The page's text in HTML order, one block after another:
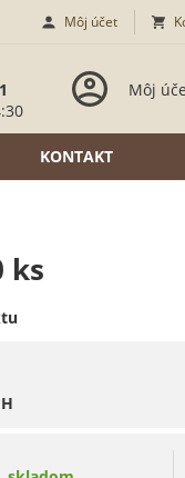
Môj účet
Môj
KONTAKT
ks